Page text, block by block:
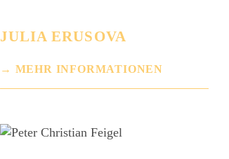
JULIA ERUSOVA
MEHR INFORMATIONEN